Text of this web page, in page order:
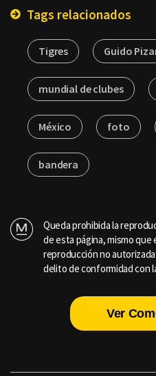
Tags relacionados
Tigres Guido
mundial de clubes
México foto
bandera
Queda prohibida la
de esta página, mismo que
reproducción no
delito de conformidad con
Ver